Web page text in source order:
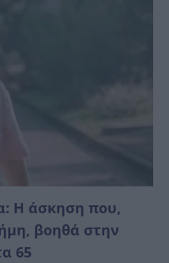
Η άσκηση που,
βοηθά στην
65